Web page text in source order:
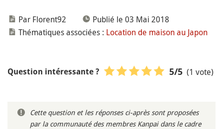
Par Florent92
Publié le 03 Mai 2018
Thématiques associées : Location de maison au Japon
Question intéressante ? 5/5 (1 vote)
Cette question et les réponses ci-après sont proposées
par la communauté des membres Kanpai dans le cadre